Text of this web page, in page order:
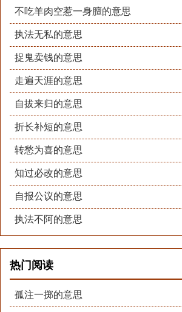
不吃羊肉空惹一身膻的意思
执法无私的意思
捉鬼卖钱的意思
走遍天涯的意思
自拔来归的意思
折长补短的意思
转愁为喜的意思
知过必改的意思
自报公议的意思
执法不阿的意思
热门阅读
孤注一掷的意思